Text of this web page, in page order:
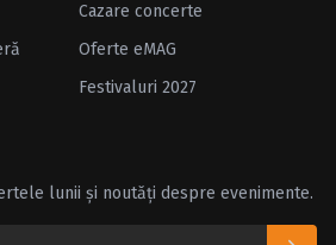
Cazare concerte
Oferte eMAG
Festivaluri 2027
lunii și noutăți despre evenimente.